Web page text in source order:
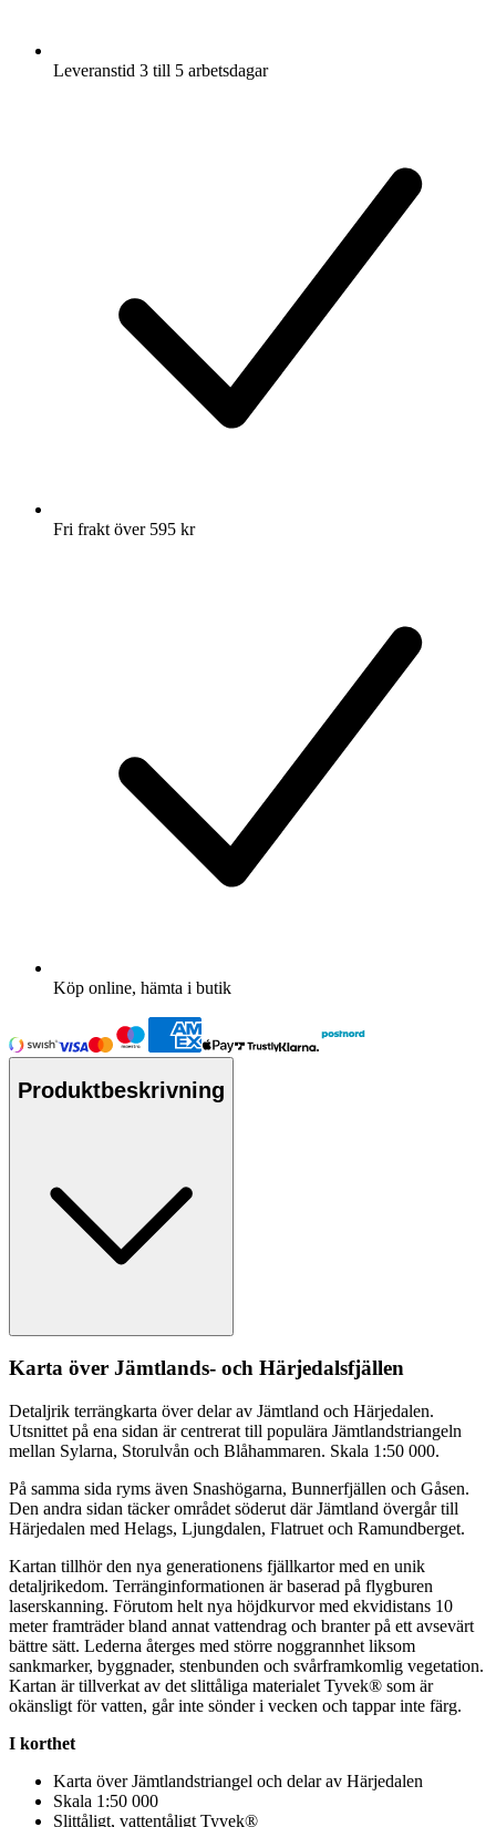
Leveranstid 3 till 5 arbetsdagar
Fri frakt över 595 kr
Köp online, hämta i butik
Produktbeskrivning
Karta över Jämtlands- och Härjedalsfjällen
Detaljrik terrängkarta över delar av Jämtland och Härjedalen.
Utsnittet på ena sidan är centrerat till populära Jämtlandstriangeln
mellan Sylarna, Storulvån och Blåhammaren. Skala 1:50 000.
På samma sida ryms även Snashögarna, Bunnerfjällen och Gåsen.
Den andra sidan täcker området söderut där Jämtland övergår till
Härjedalen med Helags, Ljungdalen, Flatruet och Ramundberget.
Kartan tillhör den nya generationens fjällkartor med en unik
detaljrikedom. Terränginformationen är baserad på flygburen
laserskanning. Förutom helt nya höjdkurvor med ekvidistans 10
meter framträder bland annat vattendrag och branter på ett avsevärt
bättre sätt. Lederna återges med större noggrannhet liksom
sankmarker, byggnader, stenbunden och svårframkomlig vegetation.
Kartan är tillverkat av det slittåliga materialet Tyvek® som är
okänsligt för vatten, går inte sönder i vecken och tappar inte färg.
I korthet
Karta över Jämtlandstriangel och delar av Härjedalen
Skala 1:50 000
Slittåligt, vattentåligt Tyvek®